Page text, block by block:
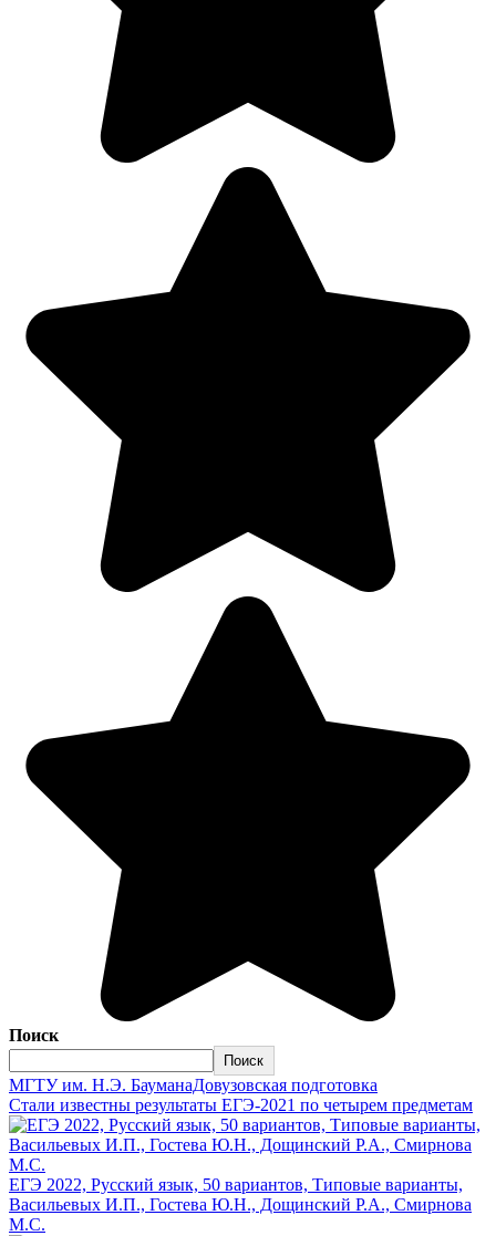
Поиск
Поиск
МГТУ им. Н.Э. БауманаДовузовская подготовка
Стали известны результаты ЕГЭ-2021 по четырем предметам
ЕГЭ 2022, Русский язык, 50 вариантов, Типовые варианты,
Васильевых И.П., Гостева Ю.Н., Дощинский Р.А., Смирнова
М.С.